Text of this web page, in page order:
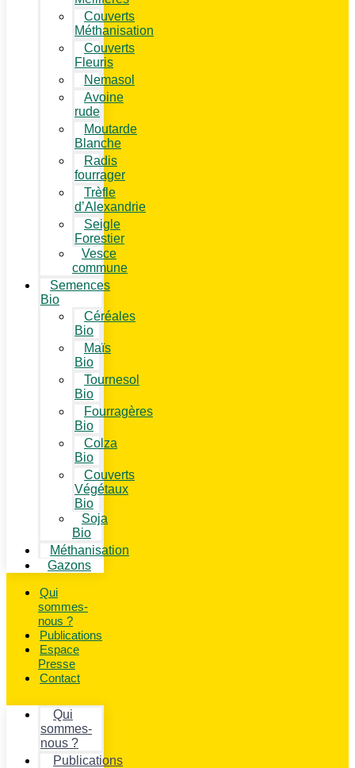
Couverts
Méthanisation
Couverts
Fleuris
Nemasol
Avoine
rude
Moutarde
Blanche
Radis
fourrager
Trèfle
d’Alexandrie
Seigle
Forestier
Vesce
commune
Semences
Bio
Céréales
Bio
Maïs
Bio
Tournesol
Bio
Fourragères
Bio
Colza
Bio
Couverts
Végétaux
Bio
Soja
Bio
Méthanisation
Gazons
Qui
sommes-
nous ?
Publications
Espace
Presse
Contact
Qui
sommes-
nous ?
Publications